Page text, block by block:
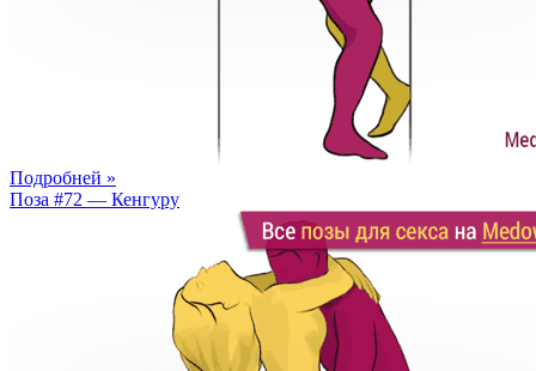
Подробней »
Поза #72 — Кенгуру